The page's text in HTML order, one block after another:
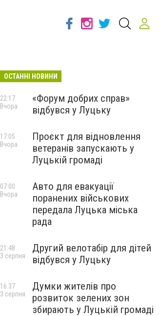
ОСТАННІ НОВИНИ
«Форум добрих справ»
відбувся у Луцьку
22:17
Вчора
Проєкт для відновлення
ветеранів запускають у
Луцькій громаді
17:05
Вчора
Авто для евакуації
поранених військових
передала Луцька міська
рада
07:00
Вчора
Другий велотабір для дітей
відбувся у Луцьку
21:48
3 серпня
Думки жителів про
розвиток зелених зон
збирають у Луцькій громаді
16:37
3 серпня